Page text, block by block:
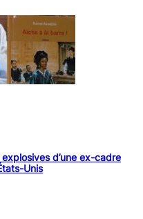
d’une ex-cadre
Unis